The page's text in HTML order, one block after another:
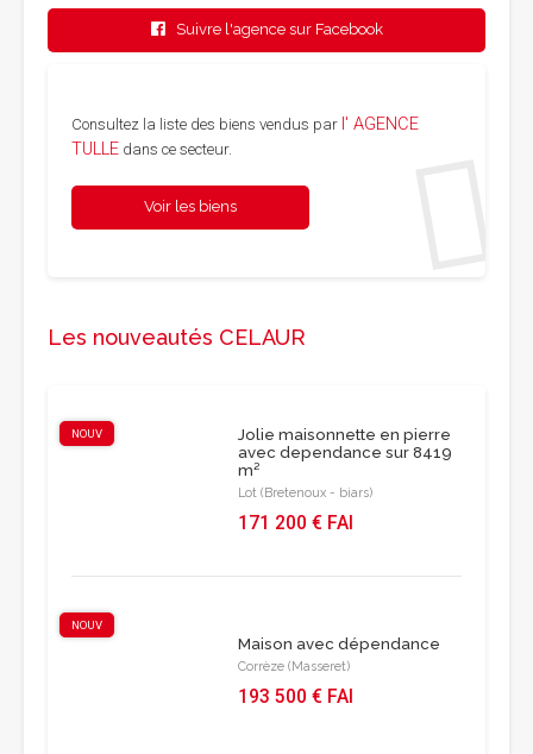
Suivre l'agence sur Facebook
Consultez la liste des biens vendus par l' AGENCE
TULLE dans ce secteur.
Voir les biens
Les nouveautés CELAUR
NOUV
Jolie maisonnette en pierre
avec dependance sur 8419
m²
Lot (Bretenoux - biars)
171 200 € FAI
NOUV
Maison avec dépendance
Corrèze (Masseret)
193 500 € FAI